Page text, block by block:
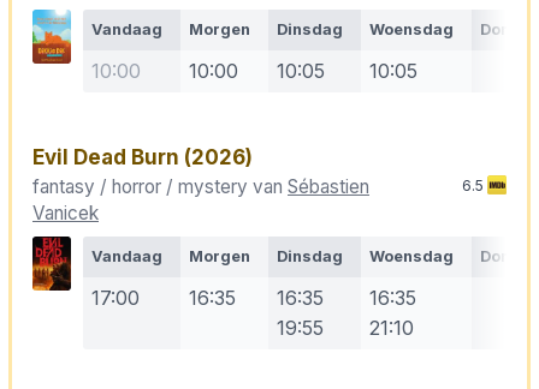
Vandaag Morgen Dinsdag Woensdag
10:00 10:00 10:05 10:05
Evil Dead Burn (2026)
fantasy / horror / mystery van Sébastien
Vanicek
6.5
Vandaag Morgen Dinsdag Woensdag
17:00 16:35
16:35
19:55
16:35
21:10